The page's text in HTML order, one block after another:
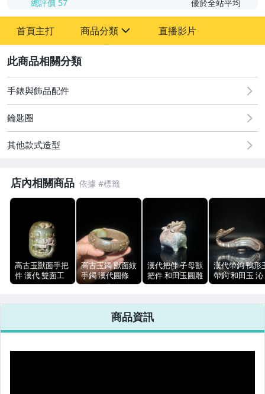
總評價 57 優於全站平均
首頁主打 商品分類
古董、藝術與礦石
居家、家具與園藝
女裝與服飾配件
直播影片
手錶與飾品配件
鑰匙圈
其他款式造型
店內相關商品
高古玉獸面手把
件 漢代 雙面工
玉質溫潤 自然沁
高古玉鐲 獸面紋
手鐲 漢代圓條
內徑60.3mm
漢代把件 子母獸
把件 和田玉圓雕
穿孔沁色 100g
漢代帶鉤 鴨形
帶鉤 和田玉 沁
色包漿 無裂
商品資訊